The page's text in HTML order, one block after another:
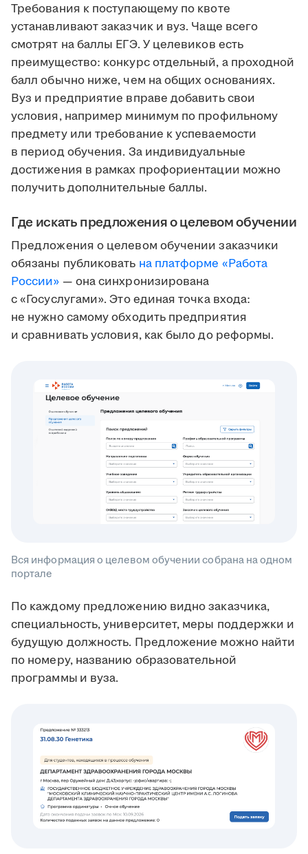
Требования к поступающему по квоте
устанавливают заказчик и вуз. Чаще всего
смотрят на баллы ЕГЭ. У целевиков есть
преимущество: конкурс отдельный, а проходной
балл обычно ниже, чем на общих основаниях.
Вуз и предприятие вправе добавить свои
условия, например минимум по профильному
предмету или требование к успеваемости
в период обучения. За индивидуальные
достижения в рамках профориентации можно
получить дополнительные баллы.
Где искать предложения о целевом обучении
Предложения о целевом обучении заказчики
обязаны публиковать на платформе «Работа
России» — она синхронизирована
с «Госуслугами». Это единая точка входа:
не нужно самому обходить предприятия
и сравнивать условия, как было до реформы.
Вся информация о целевом обучении собрана на одном
портале
По каждому предложению видно заказчика,
специальность, университет, меры поддержки и
будущую должность. Предложение можно найти
по номеру, названию образовательной
программы и вуза.